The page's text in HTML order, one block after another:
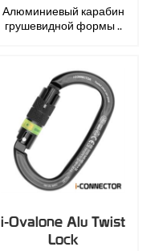
Алюминиевый карабин
грушевидной формы ..
i-Ovalone Alu Twist
Lock